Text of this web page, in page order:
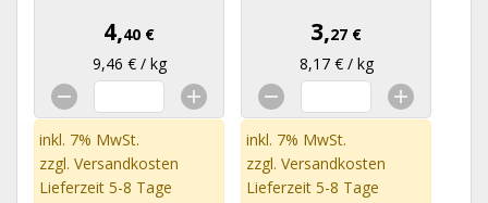
4,40 €
9,46 € / kg
inkl. 7% MwSt.
zzgl. Versandkosten
Lieferzeit 5-8 Tage
3,27 €
8,17 € / kg
inkl. 7% MwSt.
zzgl. Versandkosten
Lieferzeit 5-8 Tage